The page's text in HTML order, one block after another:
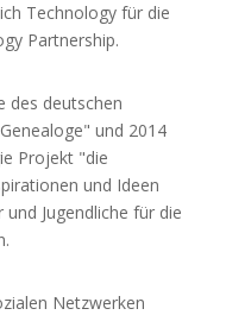
Technology für die
Partnership.
des deutschen
und 2014
Projekt "die
und Ideen
Jugendliche für die
Netzwerken